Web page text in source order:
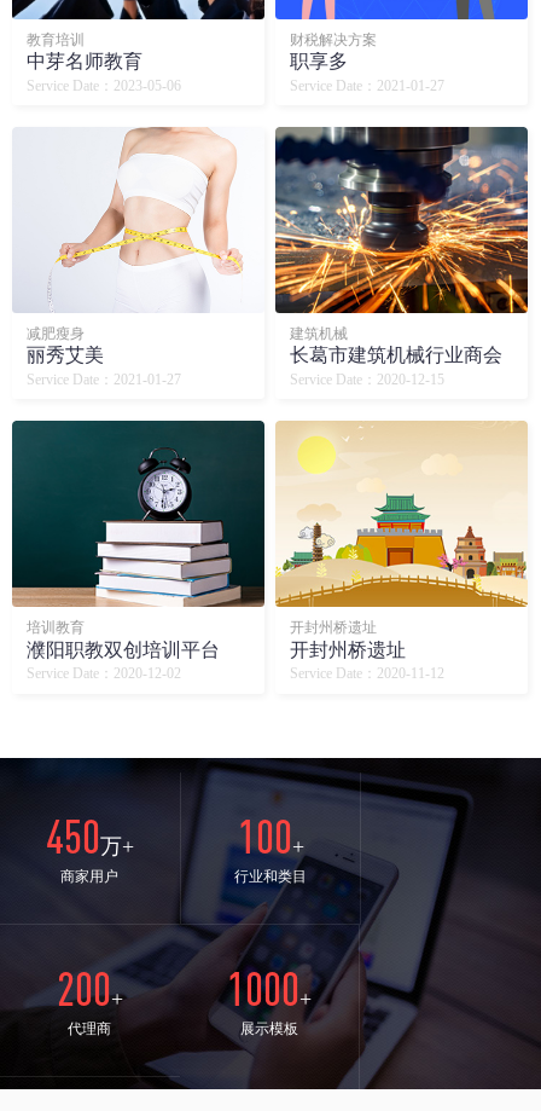
教育培训
中芽名师教育
Service Date：2023-05-06
财税解决方案
职享多
Service Date：2021-01-27
减肥瘦身
丽秀艾美
Service Date：2021-01-27
建筑机械
长葛市建筑机械行业商会
Service Date：2020-12-15
培训教育
濮阳职教双创培训平台
Service Date：2020-12-02
开封州桥遗址
开封州桥遗址
Service Date：2020-11-12
450万+
商家用户
100+
行业和类目
200+
代理商
1000+
展示模板